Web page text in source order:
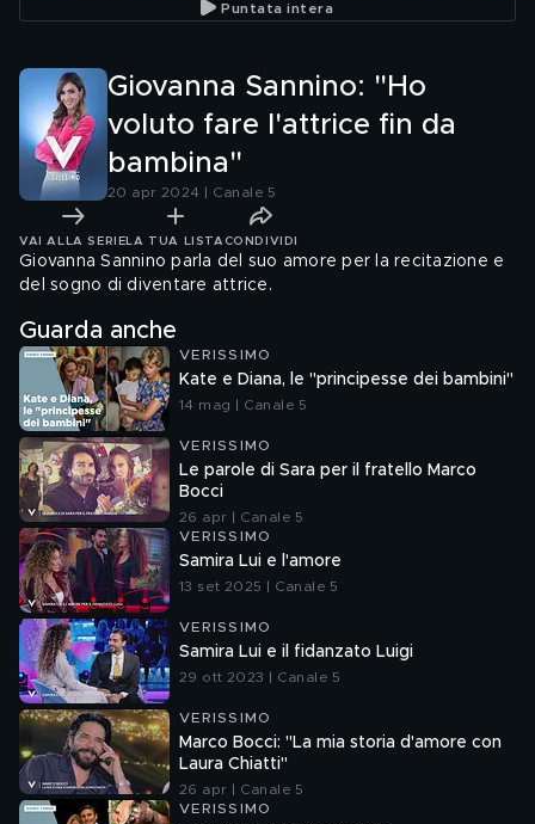
Puntata intera
Giovanna Sannino: "Ho
voluto fare l'attrice fin da
bambina"
20 apr 2024 | Canale 5
VAI ALLA SERIE LA TUA LISTA CONDIVIDI
Giovanna Sannino parla del suo amore per la recitazione e
del sogno di diventare attrice.
Guarda anche
VERISSIMO
Kate e Diana, le "principesse dei bambini"
14 mag | Canale 5
VERISSIMO
Le parole di Sara per il fratello Marco
Bocci
26 apr | Canale 5
VERISSIMO
Samira Lui e l'amore
13 set 2025 | Canale 5
VERISSIMO
Samira Lui e il fidanzato Luigi
29 ott 2023 | Canale 5
VERISSIMO
Marco Bocci: "La mia storia d'amore con
Laura Chiatti"
26 apr | Canale 5
VERISSIMO